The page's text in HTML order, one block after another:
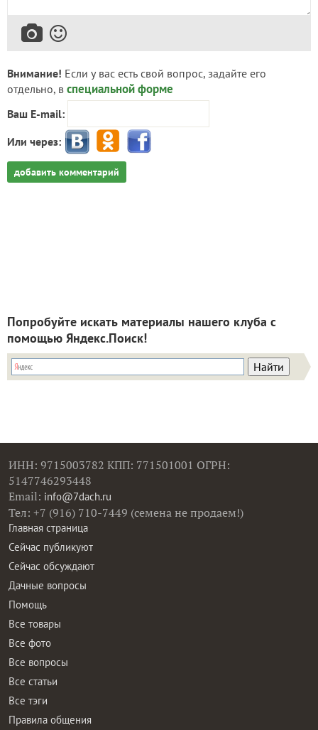
Внимание! Если у вас есть свой вопрос, задайте его
отдельно, в специальной форме
Ваш E-mail:
Или через:
добавить комментарий
Попробуйте искать материалы нашего клуба с
помощью Яндекс.Поиск!
ИНН: 9715003782 КПП: 771501001 ОГРН:
5147746293448
Email: info@7dach.ru
Тел: +7 (916) 710-7449 (семена не продаем!)
Главная страница
Сейчас публикуют
Сейчас обсуждают
Дачные вопросы
Помощь
Все товары
Все фото
Все вопросы
Все статьи
Все тэги
Правила общения